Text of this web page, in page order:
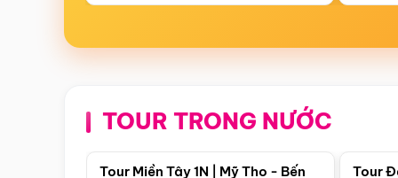
TOUR TRONG NƯỚC
Điểm nổi bật
Tour Miền Tây 1N | Mỹ Tho - Bến
Tour